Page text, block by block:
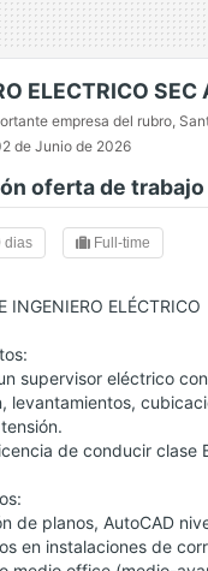
ELECTRICO SEC
empresa del rubro,
de Junio de 2026
oferta de trabajo
dias Full-time
INGENIERO ELÉCTRICO
supervisor eléctrico
levantamientos,
de conducir clase
de planos, AutoCAD
en instalaciones de